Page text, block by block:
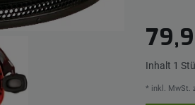
Inhalt 1
* inkl. MwSt.